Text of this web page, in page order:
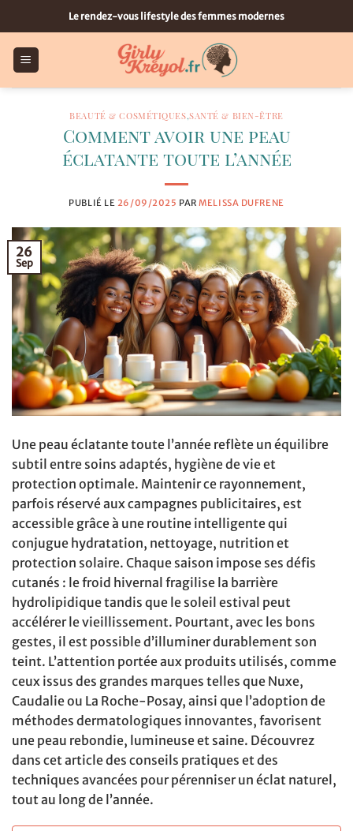
au
contenu
Le rendez-vous lifestyle des femmes modernes
BEAUTÉ & COSMÉTIQUES,SANTÉ & BIEN-ÊTRE
Comment avoir une peau
éclatante toute l’année
PUBLIÉ LE 26/09/2025 PARMELISSA DUFRENE
26
Sep
Une peau éclatante toute l’année reflète un équilibre
subtil entre soins adaptés, hygiène de vie et
protection optimale. Maintenir ce rayonnement,
parfois réservé aux campagnes publicitaires, est
accessible grâce à une routine intelligente qui
conjugue hydratation, nettoyage, nutrition et
protection solaire. Chaque saison impose ses défis
cutanés : le froid hivernal fragilise la barrière
hydrolipidique tandis que le soleil estival peut
accélérer le vieillissement. Pourtant, avec les bons
gestes, il est possible d’illuminer durablement son
teint. L’attention portée aux produits utilisés, comme
ceux issus des grandes marques telles que Nuxe,
Caudalie ou La Roche-Posay, ainsi que l’adoption de
méthodes dermatologiques innovantes, favorisent
une peau rebondie, lumineuse et saine. Découvrez
dans cet article des conseils pratiques et des
techniques avancées pour pérenniser un éclat naturel,
tout au long de l’année.